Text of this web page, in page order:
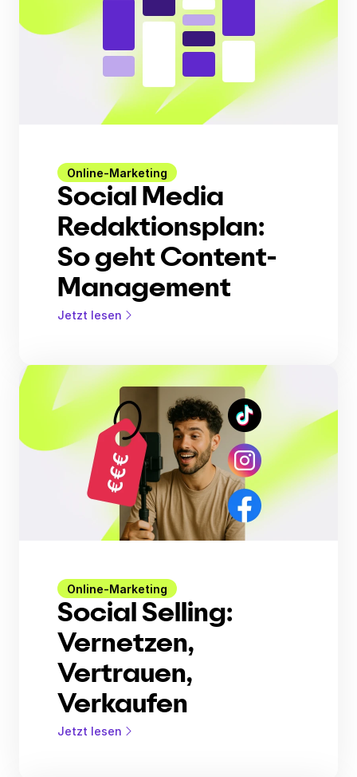
Online-Marketing
Social Media
Redaktionsplan:
So geht Content-
Management
Jetzt lesen
Online-Marketing
Social Selling:
Vernetzen,
Vertrauen,
Verkaufen
Jetzt lesen